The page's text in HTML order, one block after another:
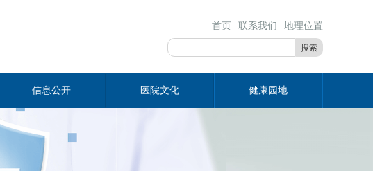
首页 联系我们 地理位置
搜索
信息公开 医院文化 健康园地